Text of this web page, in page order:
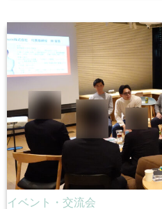
イベント・交流会